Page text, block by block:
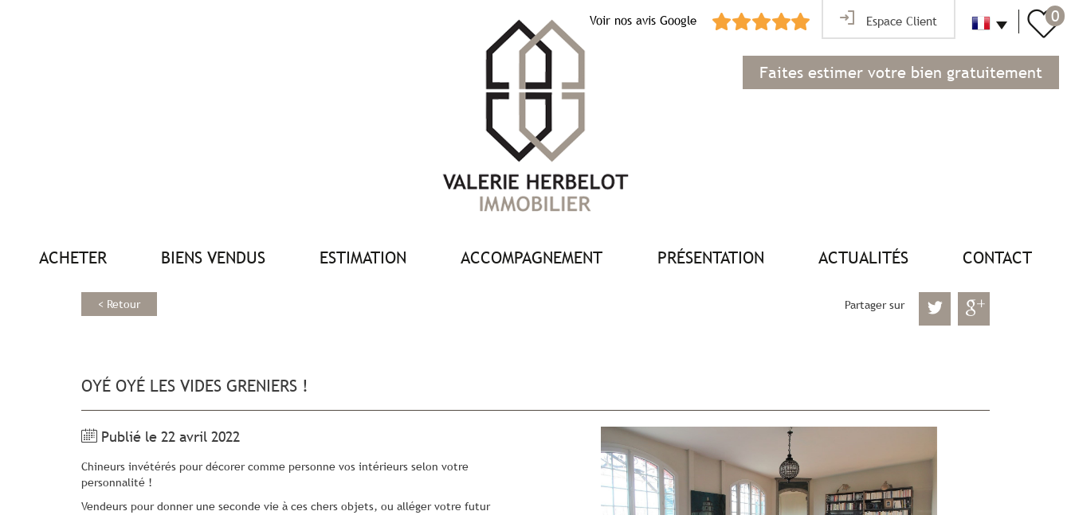
Espace Client
Voir nos avis Google
Faites estimer votre bien gratuitement
0
ACHETER BIENS VENDUS ESTIMATION ACCOMPAGNEMENT PRÉSENTATION ACTUALITÉS CONTACT
< Retour Partager sur
OYÉ OYÉ LES VIDES GRENIERS !
Publié le 22 avril 2022
Chineurs invétérés pour décorer comme personne vos intérieurs selon votre
personnalité !
Vendeurs pour donner une seconde vie à ces chers objets, ou alléger votre futur